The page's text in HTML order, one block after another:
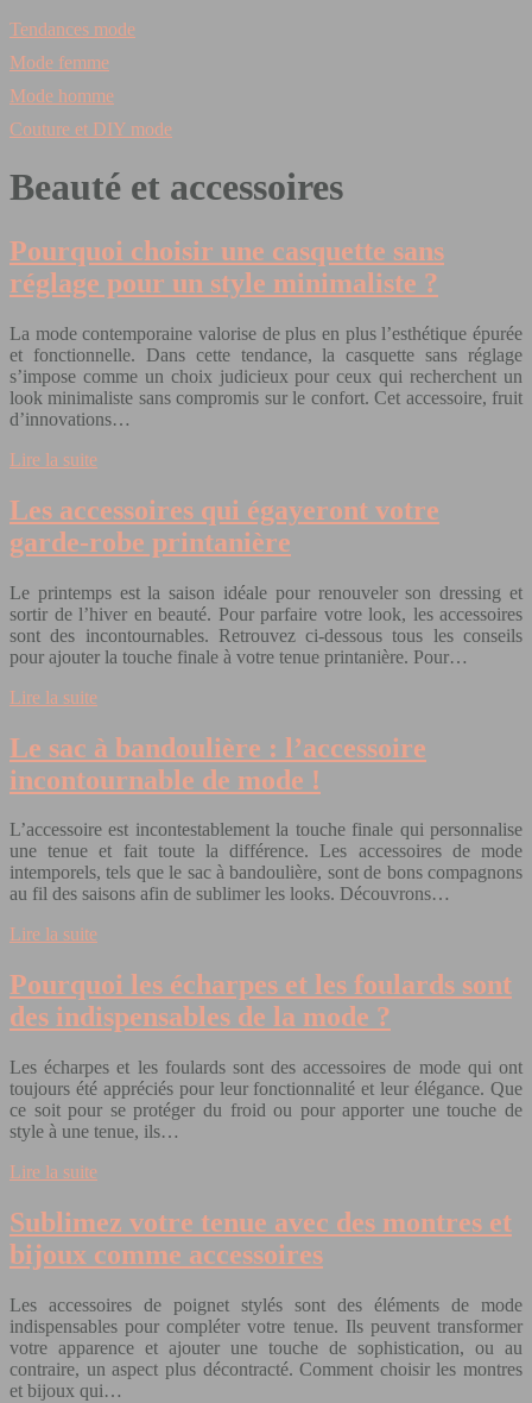
Tendances mode
Mode femme
Mode homme
Couture et DIY mode
Beauté et accessoires
Pourquoi choisir une casquette sans
réglage pour un style minimaliste ?
La mode contemporaine valorise de plus en plus l’esthétique épurée
et fonctionnelle. Dans cette tendance, la casquette sans réglage
s’impose comme un choix judicieux pour ceux qui recherchent un
look minimaliste sans compromis sur le confort. Cet accessoire, fruit
d’innovations…
Lire la suite
Les accessoires qui égayeront votre
garde-robe printanière
Le printemps est la saison idéale pour renouveler son dressing et
sortir de l’hiver en beauté. Pour parfaire votre look, les accessoires
sont des incontournables. Retrouvez ci-dessous tous les conseils
pour ajouter la touche finale à votre tenue printanière. Pour…
Lire la suite
Le sac à bandoulière : l’accessoire
incontournable de mode !
L’accessoire est incontestablement la touche finale qui personnalise
une tenue et fait toute la différence. Les accessoires de mode
intemporels, tels que le sac à bandoulière, sont de bons compagnons
au fil des saisons afin de sublimer les looks. Découvrons…
Lire la suite
Pourquoi les écharpes et les foulards sont
des indispensables de la mode ?
Les écharpes et les foulards sont des accessoires de mode qui ont
toujours été appréciés pour leur fonctionnalité et leur élégance. Que
ce soit pour se protéger du froid ou pour apporter une touche de
style à une tenue, ils…
Lire la suite
Sublimez votre tenue avec des montres et
bijoux comme accessoires
Les accessoires de poignet stylés sont des éléments de mode
indispensables pour compléter votre tenue. Ils peuvent transformer
votre apparence et ajouter une touche de sophistication, ou au
contraire, un aspect plus décontracté. Comment choisir les montres
et bijoux qui…